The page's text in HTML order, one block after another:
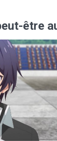
être